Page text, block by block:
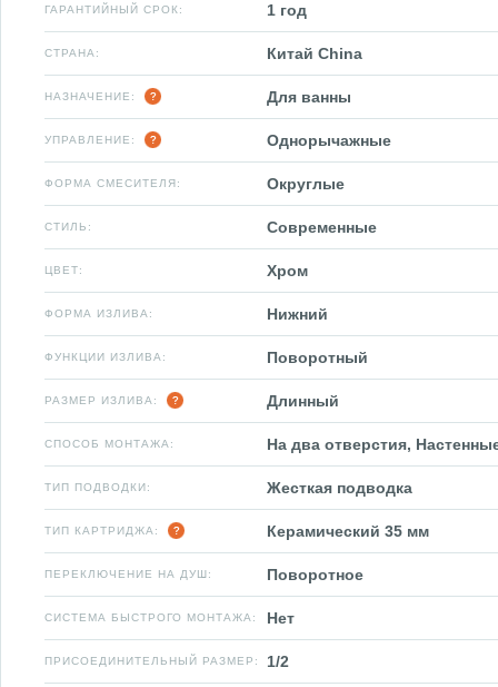
ГАРАНТИЙНЫЙ СРОК: 1 год
СТРАНА: Китай China
НАЗНАЧЕНИЕ: Для ванны
УПРАВЛЕНИЕ: Однорычажные
ФОРМА СМЕСИТЕЛЯ: Округлые
СТИЛЬ: Современные
ЦВЕТ: Хром
ФОРМА ИЗЛИВА: Нижний
ФУНКЦИИ ИЗЛИВА: Поворотный
РАЗМЕР ИЗЛИВА: Длинный
СПОСОБ МОНТАЖА: На два отверстия,
ТИП ПОДВОДКИ: Жесткая подводка
ТИП КАРТРИДЖА: Керамический 35 мм
ПЕРЕКЛЮЧЕНИЕ НА ДУШ: Поворотное
СИСТЕМА БЫСТРОГО МОНТАЖА: Нет
ПРИСОЕДИНИТЕЛЬНЫЙ РАЗМЕР: 1/2